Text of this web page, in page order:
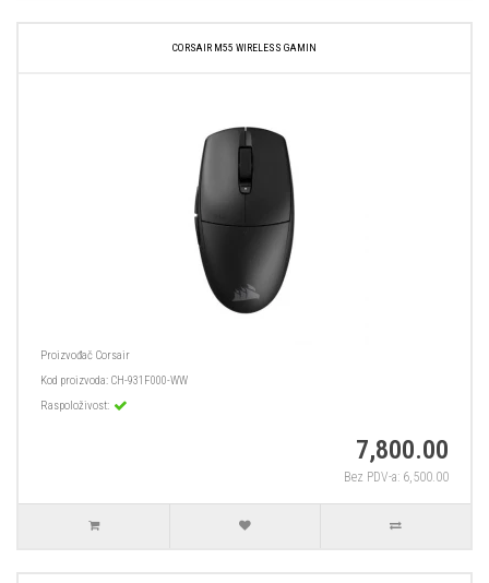
CORSAIR M55 WIRELESS GAMIN
Proizvođač Corsair
Kod proizvoda: CH-931F000-WW
Raspoloživost:
7,800.00
Bez PDV-a: 6,500.00